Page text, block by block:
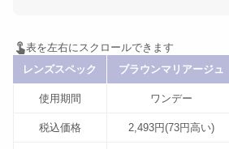
レンズスペック ブラウンマリアージュ
使用期間 ワンデー
税込価格 2,493円(73円高い)